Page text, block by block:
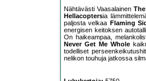
Nähtävästi Vaasalainen
Hellacoptersia
paljosta velkaa Flaming
energisen keitoksen
On haikeampaa,
Never Get Me Whole
todelliset
nelikon touhuja jatkossa